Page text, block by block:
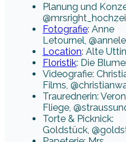
Planung und
Fotografie: Anne
Letournel,
Location: Alte
Floristik: Die
Videografie:
Films,
Traurednerin:
Fliege,
Torte & Picknick:
Goldstück,